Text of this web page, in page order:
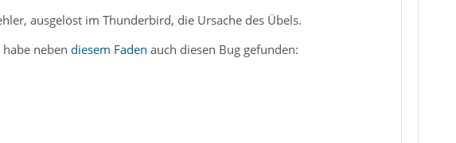
ausgelöst im Thunderbird, die Ursache des Übels.
neben diesem Faden auch diesen Bug gefunden: